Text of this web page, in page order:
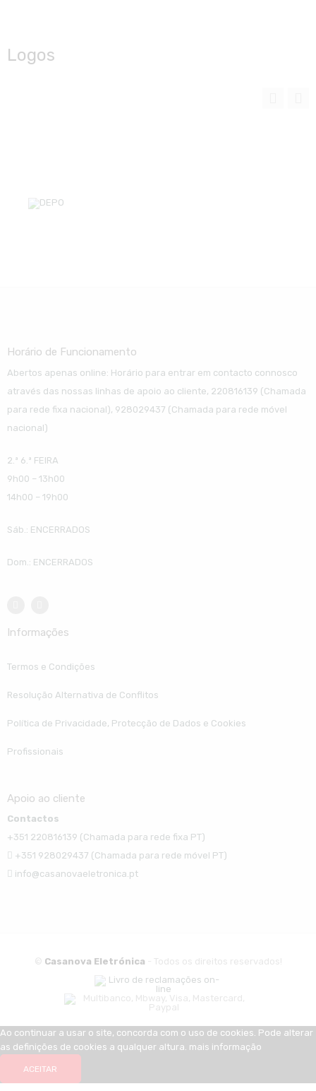
Logos
Horário de Funcionamento
Abertos apenas online: Horário para entrar em contacto connosco
através das nossas linhas de apoio ao cliente, 220816139 (Chamada
para rede fixa nacional), 928029437 (Chamada para rede móvel
nacional)
2.ª 6.ª FEIRA
9h00 – 13h00
14h00 – 19h00
Sáb.: ENCERRADOS
Dom.: ENCERRADOS
Informações
Termos e Condições
Resolução Alternativa de Conflitos
Política de Privacidade, Protecção de Dados e Cookies
Profissionais
Apoio ao cliente
Contactos
+351 220816139 (Chamada para rede fixa PT)
+351 928029437 (Chamada para rede móvel PT)
info@casanovaeletronica.pt
© Casanova Eletrónica - Todos os direitos reservados!
Ao continuar a usar o site, concorda com o uso de cookies. Pode alterar
as definições de cookies a qualquer altura. mais informação
ACEITAR